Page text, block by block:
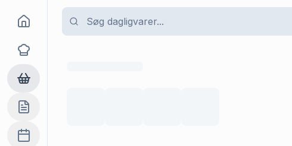
Goma
Opskrifter
Dagligvarer
Indkøbslisten
Madplan